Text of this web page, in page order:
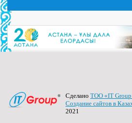
состава Государственной
комиссии по 5 специальностям
(далее…) ...
Качественное образование
к национальному развитию
Сделано ТОО «IT Group
Создание сайтов в
2021